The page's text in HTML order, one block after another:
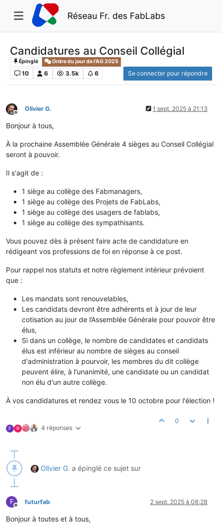
Réseau Fr. des FabLabs
Candidatures au Conseil Collégial
Épinglé Ordre du jour de l’AG 2025
10 6 3.5k 6 Se connecter pour répondre
Hors-ligne
Olivier G. 1 sept. 2025 à 21:13
Bonjour à tous,
À la prochaine Assemblée Générale 4 sièges au Conseil Collégial
seront à pouvoir.
Il s'agit de :
1 siège au collège des Fabmanagers,
1 siège au collège des Projets de FabLabs,
1 siège au collège des usagers de fablabs,
1 siège au collège des sympathisants.
Vous pouvez dès à présent faire acte de candidature en
rédigeant vos professions de foi en réponse à ce post.
Pour rappel nos statuts et notre règlement intérieur prévoient
que :
Les mandats sont renouvelables,
Les candidats devront être adhérents et à jour de leur
cotisation au jour de l’Assemblée Générale pour pouvoir être
élus,
Si dans un collège, le nombre de candidates et candidats
élus est inférieur au nombre de sièges au conseil
d'administration à pourvoir, les membres du dit collège
peuvent élire, à l'unanimité, une candidate ou un candidat
non élu d'un autre collège.
À vos candidatures et rendez vous le 10 octobre pour l'élection !
F R 4 réponses
0
Olivier G. a épinglé ce sujet sur
F
Hors-ligne
futurfab 2 sept. 2025 à 08:28
Bonjour à toutes et à tous,